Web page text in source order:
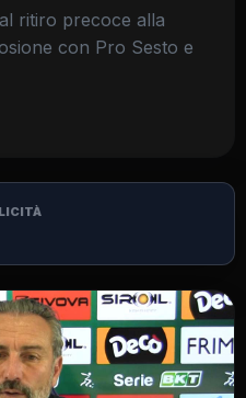
ritiro precoce alla
con Pro Sesto e